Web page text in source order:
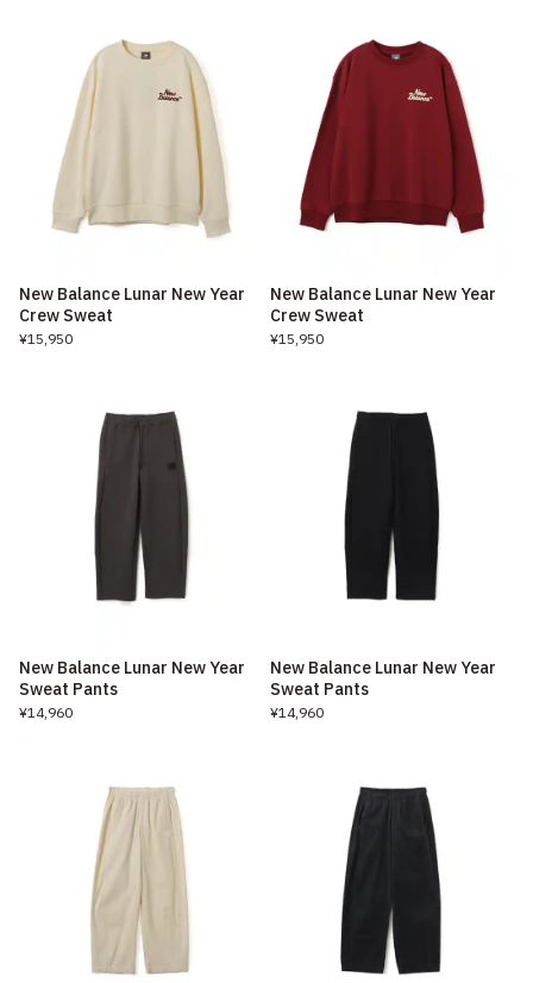
New Balance Lunar New Year
Crew Sweat
¥15,950
New Balance Lunar New Year
Crew Sweat
¥15,950
New Balance Lunar New Year
Sweat Pants
¥14,960
New Balance Lunar New Year
Sweat Pants
¥14,960